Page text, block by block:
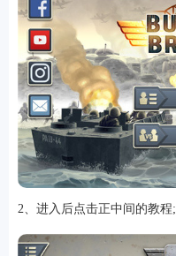
2、进入后点击正中间的教程;